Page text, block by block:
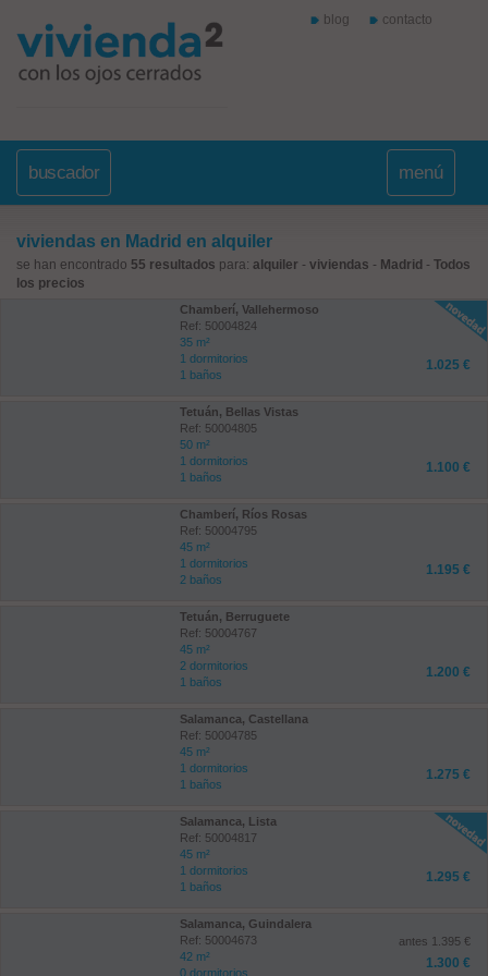
blog contacto
buscador menú
viviendas en Madrid en alquiler
se han encontrado 55 resultados para: alquiler - viviendas - Madrid - Todos
los precios
Chamberí, Vallehermoso
Ref: 50004824
35 m²
1 dormitorios
1 baños
1.025 €
Tetuán, Bellas Vistas
Ref: 50004805
50 m²
1 dormitorios
1 baños
1.100 €
Chamberí, Ríos Rosas
Ref: 50004795
45 m²
1 dormitorios
2 baños
1.195 €
Tetuán, Berruguete
Ref: 50004767
45 m²
2 dormitorios
1 baños
1.200 €
Salamanca, Castellana
Ref: 50004785
45 m²
1 dormitorios
1 baños
1.275 €
Salamanca, Lista
Ref: 50004817
45 m²
1 dormitorios
1 baños
1.295 €
Salamanca, Guindalera
Ref: 50004673
42 m²
0 dormitorios
antes 1.395 €
1.300 €